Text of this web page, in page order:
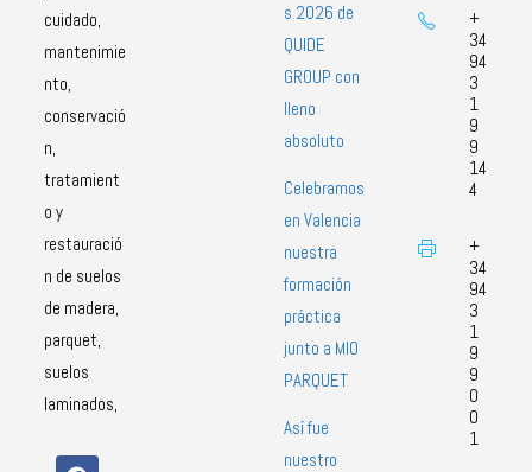
cuidado,
mantenimie
nto,
conservació
n,
tratamient
o y
restauració
n de suelos
de madera,
parquet,
suelos
laminados,
s 2026 de
QUIDE
GROUP con
lleno
absoluto
Celebramos
en Valencia
nuestra
formación
práctica
junto a MIO
PARQUET
Así fue
nuestro
+
34
94
3
1
9
9
14
4
+
34
94
3
1
9
9
0
0
1